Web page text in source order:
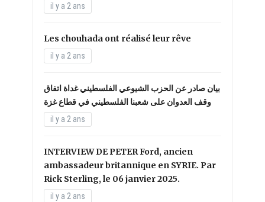
il y a 2 ans
Les chouhada ont réalisé leur rêve
il y a 2 ans
بيان صادر عن الحزب الشيوعي الفلسطيني غداة اتفاق
وقف العدوان على شعبنا الفلسطيني في قطاع غزة
il y a 2 ans
INTERVIEW DE PETER Ford, ancien
ambassadeur britannique en SYRIE. Par
Rick Sterling, le 06 janvier 2025.
il y a 2 ans